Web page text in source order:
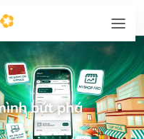
bứt phá